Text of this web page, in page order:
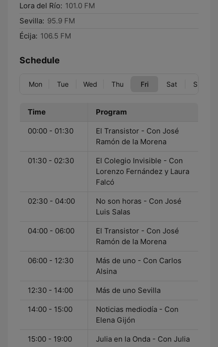
Lora del Río: 101.0 FM
Sevilla: 95.9 FM
Écija: 106.5 FM
Schedule
Mon Tue Wed Thu Fri Sat Sun
Time Program
00:00 - 01:30
El Transistor - Con José
Ramón de la Morena
01:30 - 02:30
El Colegio Invisible - Con
Lorenzo Fernández y Laura
Falcó
02:30 - 04:00
No son horas - Con José
Luis Salas
04:00 - 06:00
El Transistor - Con José
Ramón de la Morena
06:00 - 12:30
Más de uno - Con Carlos
Alsina
12:30 - 14:00 Más de uno Sevilla
14:00 - 15:00
Noticias mediodía - Con
Elena Gijón
15:00 - 19:00
Julia en la Onda - Con Julia